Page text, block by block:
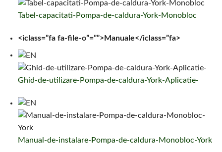
Tabel-capacitati-Pompa-de-caldura-York-Monobloc
<iclass=”fa fa-file-o”=””>Manuale</iclass=”fa>
Ghid-de-utilizare-Pompa-de-caldura-York-Aplicatie-
Manual-de-instalare-Pompa-de-caldura-Monobloc-York